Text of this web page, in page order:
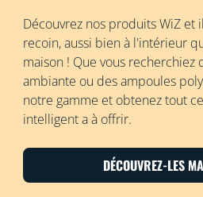
Découvrez nos produits WiZ et
recoin, aussi bien à l'intérieur
maison ! Que vous
ambiante ou des ampoules
notre gamme et obtenez tout
intelligent a à offrir.
DÉCOUVREZ-LES